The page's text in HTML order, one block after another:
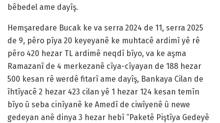
bêbedel ame dayîş.
Hemşaredare Bucak ke va serra 2024 de 11, serra 2025
de 9, pêro pîya 20 keyeyanê ke muhtacê ardimî yê rê
pêro 420 hezar TL ardimê neqdî bîyo, va ke aşma
Ramazanî de 4 merkezanê cîya-cîyayan de 188 hezar
500 kesan rê werdê fitarî ame dayîş, Bankaya Cilan de
îhtîyacê 2 hezar 423 cilan yê 1 hezar 124 kesan temîn
bîyo û seba cinîyanê ke Amedî de ciwîyenê û newe
gedeyan anê dinya 3 hezar hebî “Paketê Piştîya Gedeyê